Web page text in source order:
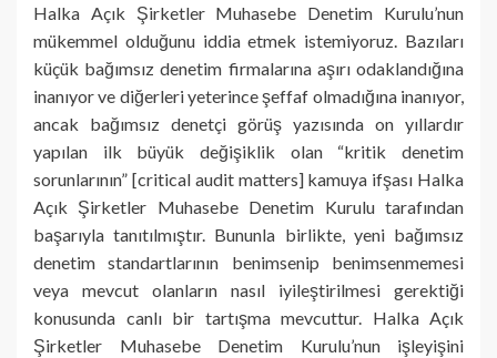
Halka Açık Şirketler Muhasebe Denetim Kurulu’nun
mükemmel olduğunu iddia etmek istemiyoruz. Bazıları
küçük bağımsız denetim firmalarına aşırı odaklandığına
inanıyor ve diğerleri yeterince şeffaf olmadığına inanıyor,
ancak bağımsız denetçi görüş yazısında on yıllardır
yapılan ilk büyük değişiklik olan “kritik denetim
sorunlarının” [critical audit matters] kamuya ifşası Halka
Açık Şirketler Muhasebe Denetim Kurulu tarafından
başarıyla tanıtılmıştır. Bununla birlikte, yeni bağımsız
denetim standartlarının benimsenip benimsenmemesi
veya mevcut olanların nasıl iyileştirilmesi gerektiği
konusunda canlı bir tartışma mevcuttur. Halka Açık
Şirketler Muhasebe Denetim Kurulu’nun işleyişini